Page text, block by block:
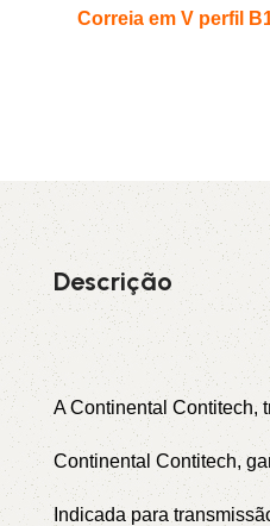
A
XPA
Correia em V perfil
Descrição
A Continental Contitech,
Continental Contitech,
Indicada para